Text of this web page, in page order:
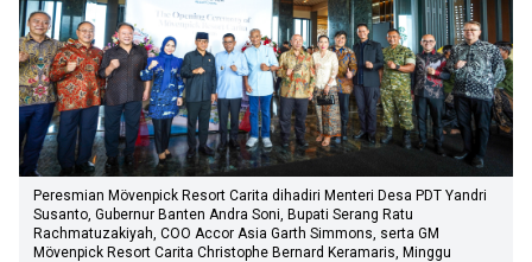
Peresmian Mövenpick Resort Carita dihadiri Menteri Desa PDT Yandri
Susanto, Gubernur Banten Andra Soni, Bupati Serang Ratu
Rachmatuzakiyah, COO Accor Asia Garth Simmons, serta GM
Mövenpick Resort Carita Christophe Bernard Keramaris, Minggu